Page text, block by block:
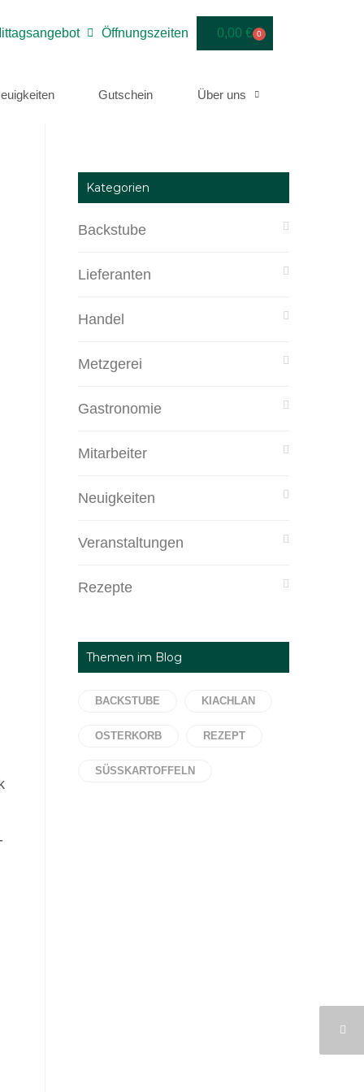
Öffnungszeiten 0,00 € 0
Gutschein Über uns
Kategorien
Backstube
Lieferanten
Handel
Metzgerei
Gastronomie
Mitarbeiter
Neuigkeiten
Veranstaltungen
Rezepte
Themen im Blog
BACKSTUBE KIACHLAN
OSTERKORB REZEPT
SÜSSKARTOFFELN